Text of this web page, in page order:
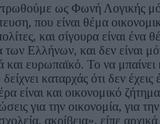
ως Φωνή Λογικής
που είναι θέμα
και σίγουρα είναι ένα
των Ελλήνων, και δεν είναι
ευρωπαϊκό. Το να μπαίνει
καταρχάς ότι δεν
είναι και οικονομικό
για την οικονομία, για την
ακρίβεια», είπε